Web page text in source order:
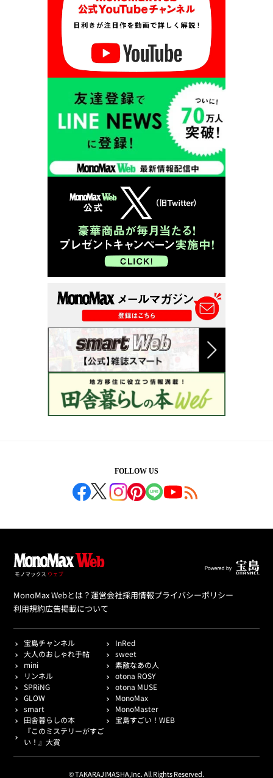
FOLLOW US
MonoMax Webとは？運営会社採用情報プライバシーポリシー
利用規約広告掲載について
宝島チャンネル
InRed
大人のおしゃれ手帖
sweet
mini
素敵なあの人
リンネル
otona ROSY
SPRiNG
otona MUSE
GLOW
MonoMax
smart
MonoMaster
田舎暮らしの本
宝島すごい！WEB
『このミステリーがすご
い！』大賞
© TAKARAJIMASHA,Inc. All Rights Reserved.